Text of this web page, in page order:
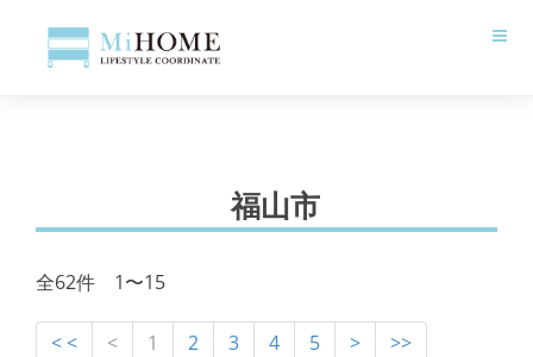
福山市
全62件 1〜15
< < < 1 2 3 4 5 > >>